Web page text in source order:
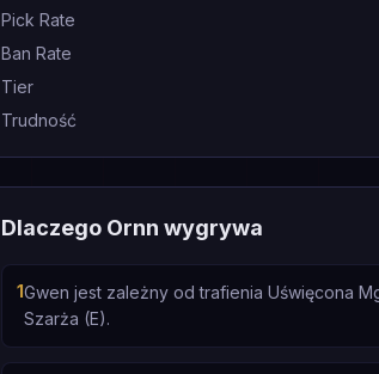
Pick Rate
Ban Rate
Tier
Trudność
Dlaczego Ornn wygrywa
1Gwen jest zależny od trafienia Uświęcona
Szarża (E).